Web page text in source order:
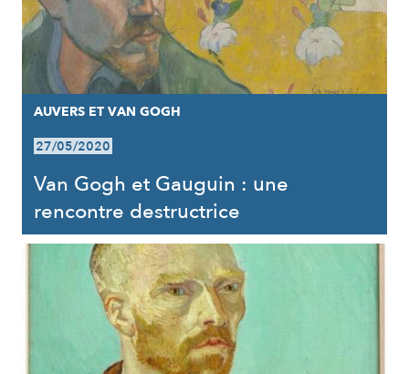
AUVERS ET VAN GOGH
27/05/2020
Van Gogh et Gauguin : une
rencontre destructrice